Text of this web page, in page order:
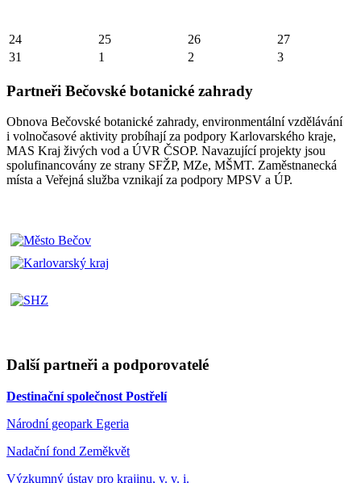
24 25 26
27
31
1 2 3
Partneři Bečovské botanické zahrady
Obnova Bečovské botanické zahrady, environmentální vzdělávání
i volnočasové aktivity probíhají za podpory Karlovarského kraje,
MAS Kraj živých vod a ÚVR ČSOP. Navazující projekty jsou
spolufinancovány ze strany SFŽP, MZe, MŠMT. Zaměstnanecká
místa a Veřejná služba vznikají za podpory MPSV a ÚP.
Další partneři a podporovatelé
Destinační společnost Postřelí
Národní geopark Egeria
Nadační fond Zeměkvět
Výzkumný ústav pro krajinu, v. v. i.